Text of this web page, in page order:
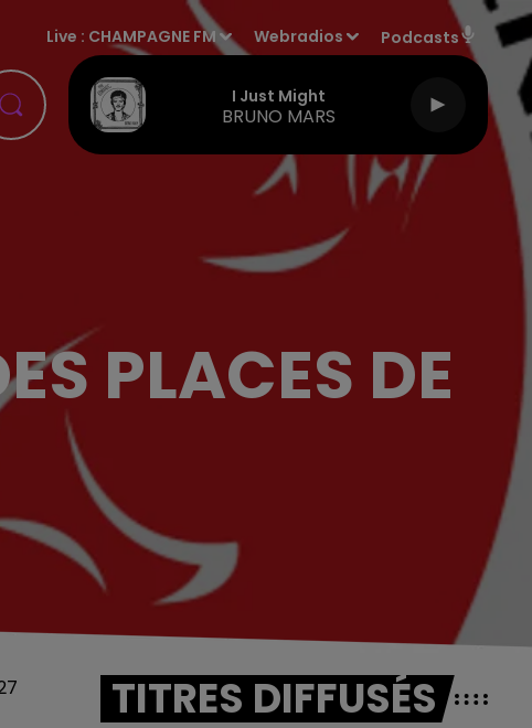
Live : CHAMPAGNE FM Webradios Podcasts
I Just Might
BRUNO MARS
PLACES DE
TITRES DIFFUSÉS